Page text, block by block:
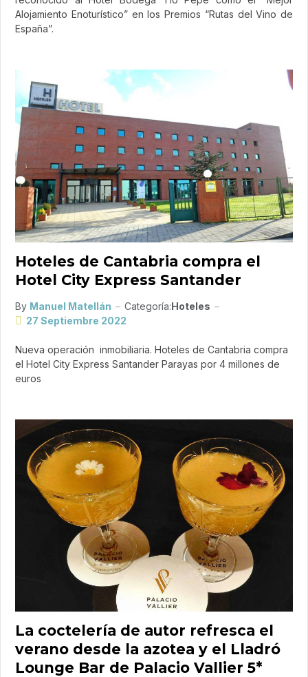
Alojamiento Enoturístico” en los Premios “Rutas del Vino de
España”.
Hoteles de Cantabria compra el
Hotel City Express Santander
By Manuel Matellán Categoría:Hoteles
27 Septiembre 2022
Nueva operación inmobiliaria. Hoteles de Cantabria compra
el Hotel City Express Santander Parayas por 4 millones de
euros
La coctelería de autor refresca el
verano desde la azotea y el Lladró
Lounge Bar de Palacio Vallier 5*